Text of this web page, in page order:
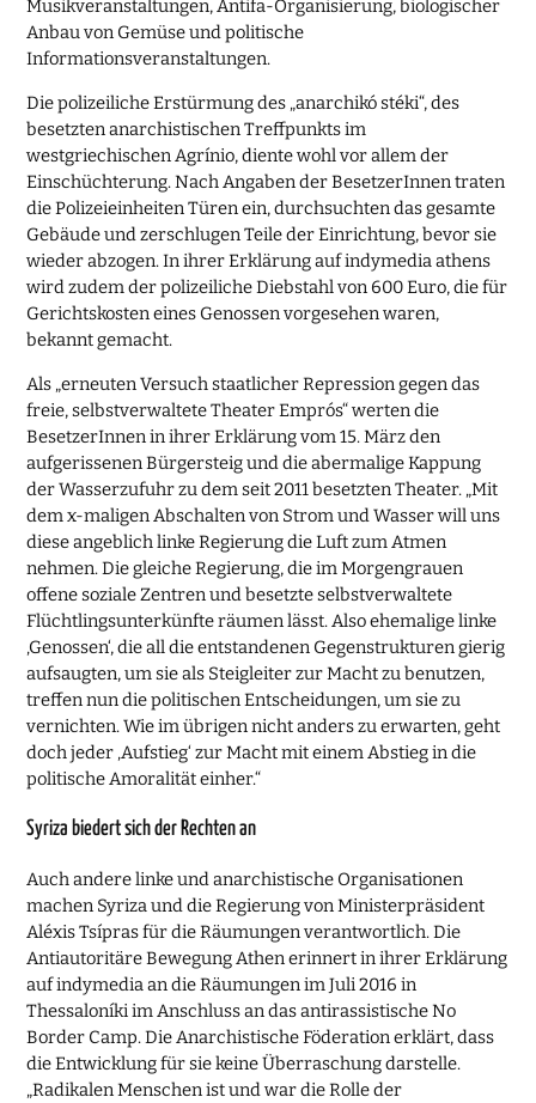
Musikveranstaltungen, Antifa-Organisierung, biologischer
Anbau von Gemüse und politische
Informationsveranstaltungen.
Die polizeiliche Erstürmung des „anarchikó stéki“, des
besetzten anarchistischen Treffpunkts im
westgriechischen Agrínio, diente wohl vor allem der
Einschüchterung. Nach Angaben der BesetzerInnen traten
die Polizeieinheiten Türen ein, durchsuchten das gesamte
Gebäude und zerschlugen Teile der Einrichtung, bevor sie
wieder abzogen. In ihrer Erklärung auf indymedia athens
wird zudem der polizeiliche Diebstahl von 600 Euro, die für
Gerichtskosten eines Genossen vorgesehen waren,
bekannt gemacht.
Als „erneuten Versuch staatlicher Repression gegen das
freie, selbstverwaltete Theater Emprós“ werten die
BesetzerInnen in ihrer Erklärung vom 15. März den
aufgerissenen Bürgersteig und die abermalige Kappung
der Wasserzufuhr zu dem seit 2011 besetzten Theater. „Mit
dem x-maligen Abschalten von Strom und Wasser will uns
diese angeblich linke Regierung die Luft zum Atmen
nehmen. Die gleiche Regierung, die im Morgengrauen
offene soziale Zentren und besetzte selbstverwaltete
Flüchtlingsunterkünfte räumen lässt. Also ehemalige linke
‚Genossen‘, die all die entstandenen Gegenstrukturen gierig
aufsaugten, um sie als Steigleiter zur Macht zu benutzen,
treffen nun die politischen Entscheidungen, um sie zu
vernichten. Wie im übrigen nicht anders zu erwarten, geht
doch jeder ‚Aufstieg‘ zur Macht mit einem Abstieg in die
politische Amoralität einher.“
Syriza biedert sich der Rechten an
Auch andere linke und anarchistische Organisationen
machen Syriza und die Regierung von Ministerpräsident
Aléxis Tsípras für die Räumungen verantwortlich. Die
Antiautoritäre Bewegung Athen erinnert in ihrer Erklärung
auf indymedia an die Räumungen im Juli 2016 in
Thessaloníki im Anschluss an das antirassistische No
Border Camp. Die Anarchistische Föderation erklärt, dass
die Entwicklung für sie keine Überraschung darstelle.
„Radikalen Menschen ist und war die Rolle der